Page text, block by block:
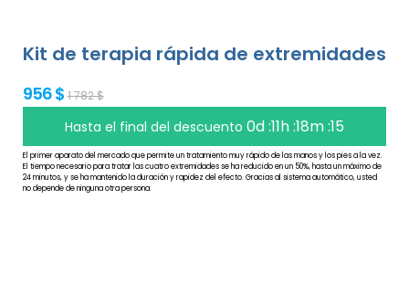
Kit de terapia rápida de extremidades
956 $ 1 782 $
Hasta el final del descuento 0d :11h :18m :14
El primer aparato del mercado que permite un tratamiento muy rápido de las manos y los pies a la vez.
El tiempo necesario para tratar las cuatro extremidades se ha reducido en un 50%, hasta un máximo de
24 minutos, y se ha mantenido la duración y rapidez del efecto. Gracias al sistema automático, usted
no depende de ninguna otra persona.